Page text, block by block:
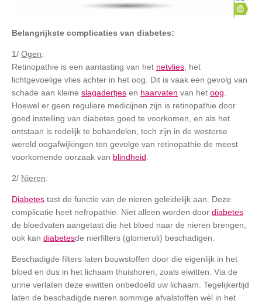
Belangrijkste complicaties van diabetes:
1/ Ogen:
Retinopathie is een aantasting van het netvlies, het
lichtgevoelige vlies achter in het oog. Dit is vaak een gevolg van
schade aan kleine slagadertjes en haarvaten van het oog.
Hoewel er geen reguliere medicijnen zijn is retinopathie door
goed instelling van diabetes goed te voorkomen, en als het
ontstaan is redelijk te behandelen, toch zijn in de westerse
wereld oogafwijkingen ten gevolge van retinopathie de meest
voorkomende oorzaak van blindheid.
2/ Nieren:
Diabetes tast de functie van de nieren geleidelijk aan. Deze
complicatie heet nefropathie. Niet alleen worden door diabetes
de bloedvaten aangetast die het bloed naar de nieren brengen,
ook kan diabetesde nierfilters (glomeruli) beschadigen.
Beschadigde filters laten bouwstoffen door die eigenlijk in het
bloed en dus in het lichaam thuishoren, zoals eiwitten. Via de
urine verlaten deze eiwitten onbedoeld uw lichaam. Tegelijkertijd
laten de beschadigde nieren sommige afvalstoffen wèl in het